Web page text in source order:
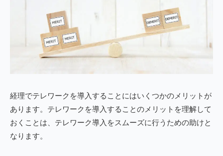
経理でテレワークを導入することにはいくつかのメリットが
あります。テレワークを導入することのメリットを理解して
おくことは、テレワーク導入をスムーズに行うための助けと
なります。